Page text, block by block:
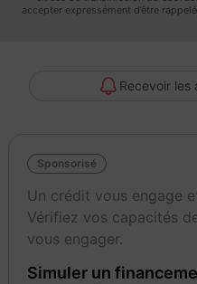
- limiteur de vitesse : oui
- radar obstacle arriere : oui
- regulateur de vitesse : oui
+ de photos sur notre site
- PRIX TTC hors frais de mise à
- VISIBLE UNIQUEMENT SUR
- SOLUTIONS DE
accepter expressément d’être rappelé
Recevoir les
Sponsorisé
Un crédit vous engage
Vérifiez vos capacités
vous engager.
Simuler un